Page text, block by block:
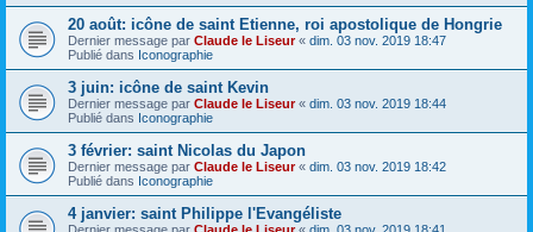
20 août: icône de saint Etienne, roi apostolique de Hongrie
Dernier message par Claude le Liseur« dim. 03 nov. 2019 18:47
Publié dans Iconographie
3 juin: icône de saint Kevin
Dernier message par Claude le Liseur« dim. 03 nov. 2019 18:44
Publié dans Iconographie
3 février: saint Nicolas du Japon
Dernier message par Claude le Liseur« dim. 03 nov. 2019 18:42
Publié dans Iconographie
4 janvier: saint Philippe l'Evangéliste
Dernier message par Claude le Liseur« dim. 03 nov. 2019 18:41